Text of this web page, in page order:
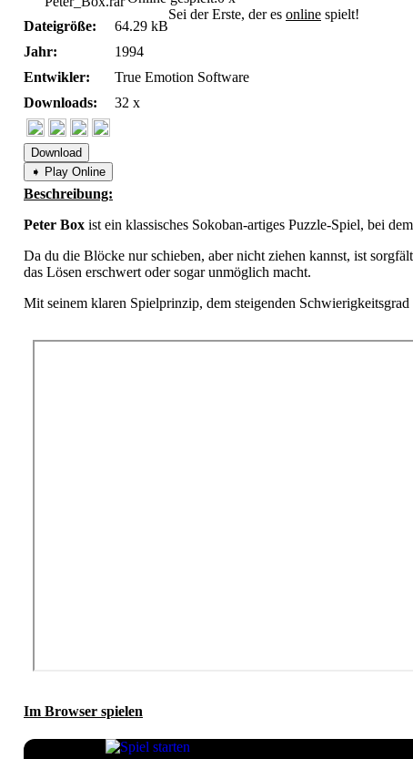
Dateigröße:
64.29 kB
Jahr:
1994
Entwikler:
True Emotion Software
Downloads:
32 x
Sei der Erste, der es online spielt!
Download
➧ Play Online
Beschreibung:
Peter Box ist ein klassisches Sokoban-artiges Puzzle-Spiel, bei
Da du die Blöcke nur schieben, aber nicht ziehen kannst, ist
das Lösen erschwert oder sogar unmöglich macht.
Mit seinem klaren Spielprinzip, dem steigenden
Im Browser spielen